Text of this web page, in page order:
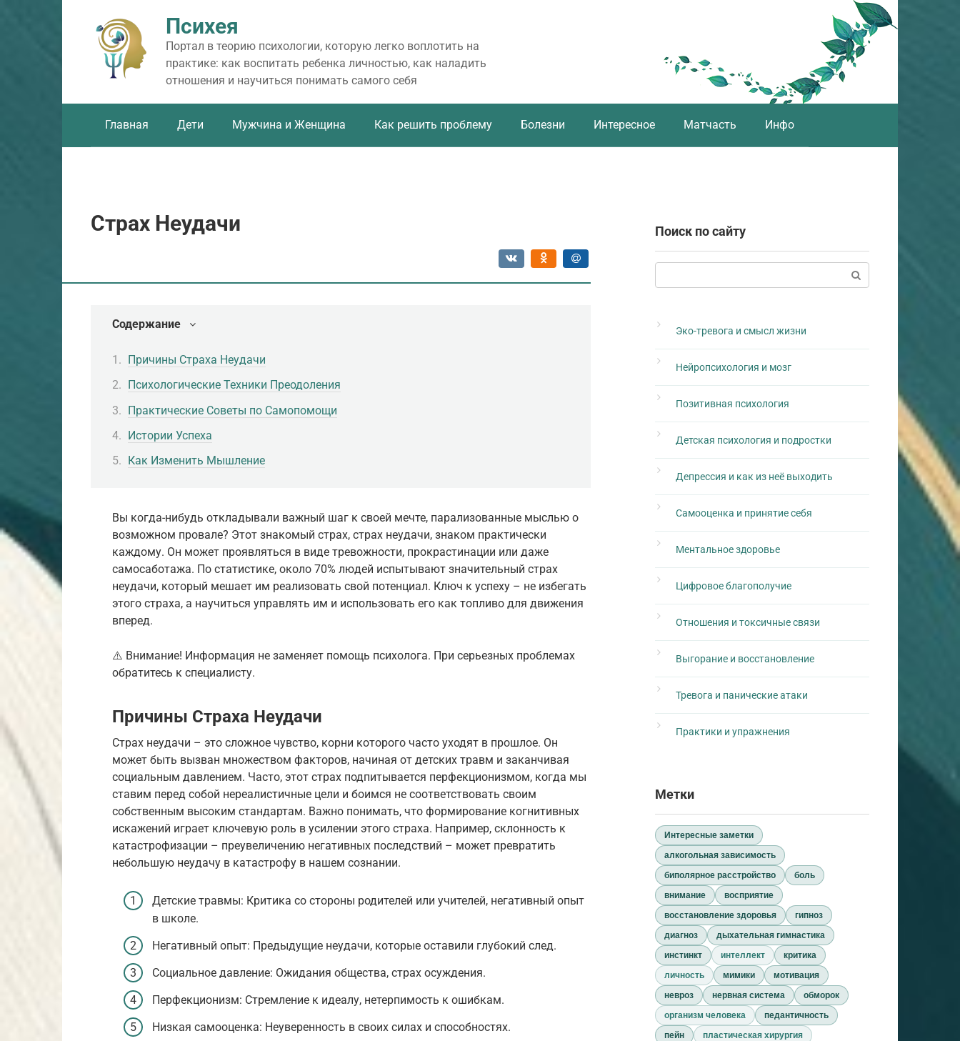
Психея
Портал в теорию психологии, которую легко воплотить на
практике: как воспитать ребенка личностью, как наладить
отношения и научиться понимать самого себя
Главная Дети Мужчина и Женщина Как решить проблему Болезни Интересное Матчасть Инфо
Страх Неудачи
Содержание
Причины Страха Неудачи
Психологические Техники Преодоления
Практические Советы по Самопомощи
Истории Успеха
Как Изменить Мышление
Вы когда-нибудь откладывали важный шаг к своей мечте, парализованные мыслью о
возможном провале? Этот знакомый страх, страх неудачи, знаком практически
каждому. Он может проявляться в виде тревожности, прокрастинации или даже
самосаботажа. По статистике, около 70% людей испытывают значительный страх
неудачи, который мешает им реализовать свой потенциал. Ключ к успеху – не избегать
этого страха, а научиться управлять им и использовать его как топливо для движения
вперед.
⚠️ Внимание! Информация не заменяет помощь психолога. При серьезных проблемах
обратитесь к специалисту.
Причины Страха Неудачи
Страх неудачи – это сложное чувство, корни которого часто уходят в прошлое. Он
может быть вызван множеством факторов, начиная от детских травм и заканчивая
социальным давлением. Часто, этот страх подпитывается перфекционизмом, когда мы
ставим перед собой нереалистичные цели и боимся не соответствовать своим
собственным высоким стандартам. Важно понимать, что формирование когнитивных
искажений играет ключевую роль в усилении этого страха. Например, склонность к
катастрофизации – преувеличению негативных последствий – может превратить
небольшую неудачу в катастрофу в нашем сознании.
Детские травмы: Критика со стороны родителей или учителей, негативный опыт
в школе.
Негативный опыт: Предыдущие неудачи, которые оставили глубокий след.
Социальное давление: Ожидания общества, страх осуждения.
Перфекционизм: Стремление к идеалу, нетерпимость к ошибкам.
Низкая самооценка: Неуверенность в своих силах и способностях.
Поиск по сайту
Эко-тревога и смысл жизни
Нейропсихология и мозг
Позитивная психология
Детская психология и подростки
Депрессия и как из неё выходить
Самооценка и принятие себя
Ментальное здоровье
Цифровое благополучие
Отношения и токсичные связи
Выгорание и восстановление
Тревога и панические атаки
Практики и упражнения
Метки
Интересные заметки
алкогольная зависимость
биполярное расстройство
боль
внимание
восприятие
восстановление здоровья
гипноз
диагноз
дыхательная гимнастика
инстинкт
интеллект
критика
личность
мимики
мотивация
невроз
нервная система
обморок
организм человека
педантичность
пейн
пластическая хирургия